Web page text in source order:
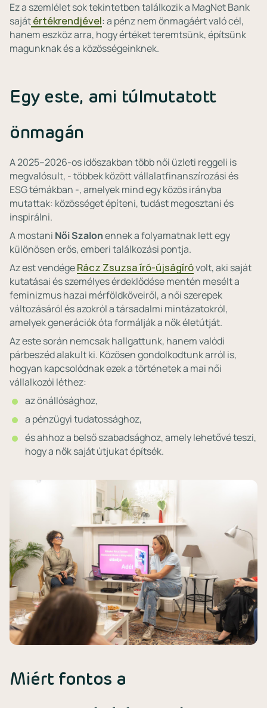
Ez a szemlélet sok tekintetben találkozik a MagNet Bank
sajátértékrendjével: a pénz nem önmagáért való cél,
hanem eszköz arra, hogy értéket teremtsünk, építsünk
magunknak és a közösségeinknek.
Egy este, ami túlmutatott
önmagán
A 2025–2026-os időszakban több női üzleti reggeli is
megvalósult, - többek között vállalatfinanszírozási és
ESG témákban -, amelyek mind egy közös irányba
mutattak: közösséget építeni, tudást megosztani és
inspirálni.
A mostani Női Szalonennek a folyamatnak lett egy
különösen erős, emberi találkozási pontja.
Az est vendégeRácz Zsuzsa író-újságíróvolt, aki saját
kutatásai és személyes érdeklődése mentén mesélt a
feminizmus hazai mérföldköveiről, a női szerepek
változásáról és azokról a társadalmi mintázatokról,
amelyek generációk óta formálják a nők életútját.
Az este során nemcsak hallgattunk, hanem valódi
párbeszéd alakult ki. Közösen gondolkodtunk arról is,
hogyan kapcsolódnak ezek a történetek a mai női
vállalkozói léthez:
az önállósághoz,
a pénzügyi tudatossághoz,
és ahhoz a belső szabadsághoz, amely lehetővé teszi,
hogy a nők saját útjukat építsék.
Miért fontos a